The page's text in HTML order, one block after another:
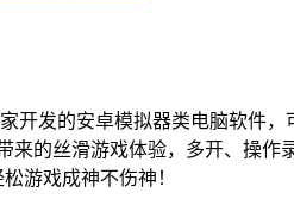
开发的安卓模拟器类电脑软件
来的丝滑游戏体验，多开、操作
游戏成神不伤神！